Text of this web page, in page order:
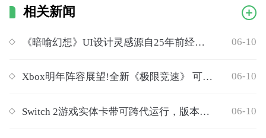
相关新闻
《暗喻幻想》UI设计灵感源自25年前经典游戏 06-10
Xbox明年阵容展望!全新《极限竞速》 可能还有光环 06-10
Switch 2游戏实体卡带可跨代运行，版本自动适配 06-10